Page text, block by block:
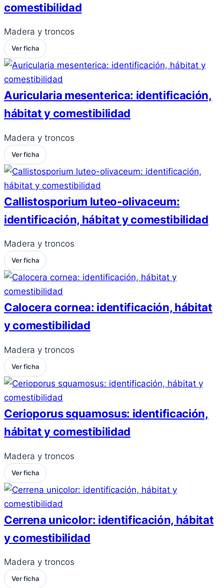
comestibilidad
Madera y troncos
Ver ficha
Auricularia mesenterica: identificación,
hábitat y comestibilidad
Madera y troncos
Ver ficha
Callistosporium luteo-olivaceum:
identificación, hábitat y comestibilidad
Madera y troncos
Ver ficha
Calocera cornea: identificación, hábitat
y comestibilidad
Madera y troncos
Ver ficha
Cerioporus squamosus: identificación,
hábitat y comestibilidad
Madera y troncos
Ver ficha
Cerrena unicolor: identificación, hábitat
y comestibilidad
Madera y troncos
Ver ficha